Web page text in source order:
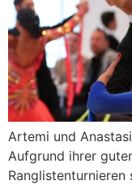
Artemi und
Aufgrund ihrer